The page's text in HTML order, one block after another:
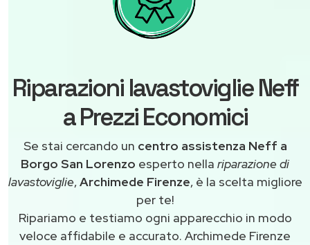
Riparazioni lavastoviglie Neff
a Prezzi Economici
Se stai cercando un centro assistenza Neff a
Borgo San Lorenzo esperto nella riparazione di
lavastoviglie,Archimede Firenze, è la scelta migliore
per te!
Ripariamo e testiamo ogni apparecchio in modo
veloce affidabile e accurato. Archimede Firenze